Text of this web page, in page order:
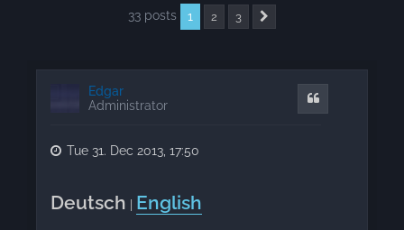
33 posts 1 2 3
Edgar
Administrator
Tue 31. Dec 2013, 17:50
Deutsch English